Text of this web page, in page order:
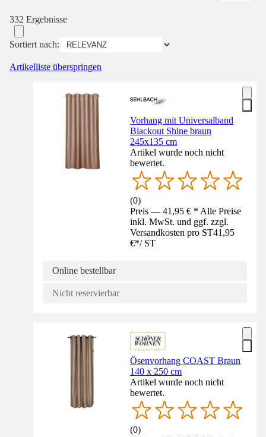
332 Ergebnisse
Sortiert nach:
Artikelliste überspringen
Vorhang mit Universalband
Blackout Shine braun
245x135 cm
Artikel wurde noch nicht
bewertet.
(0)
Preis — 41,95 € * Alle Preise
inkl. MwSt. und ggf. zzgl.
Versandkosten pro ST41,95
€*/ ST
Online bestellbar
Nicht reservierbar
Ösenvorhang COAST Braun
140 x 250 cm
Artikel wurde noch nicht
bewertet.
(0)